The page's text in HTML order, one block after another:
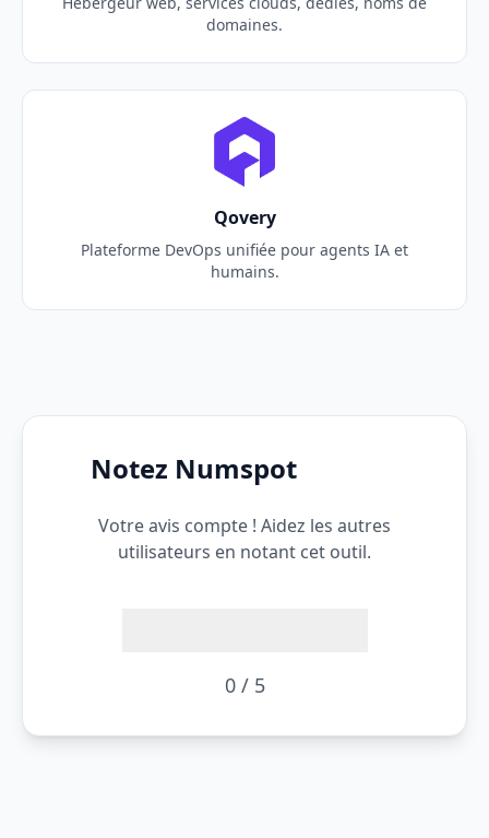
domaines.
Qovery
Plateforme DevOps unifiée pour agents IA et
humains.
Notez Numspot
Votre avis compte ! Aidez les autres
utilisateurs en notant cet outil.
0 / 5